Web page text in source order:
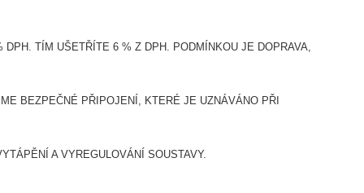
TÍM UŠETŘÍTE 6 % Z DPH. PODMÍNKOU JE DOPRAVA,
BEZPEČNÉ PŘIPOJENÍ, KTERÉ JE UZNÁVÁNO PŘI
A VYREGULOVÁNÍ SOUSTAVY.